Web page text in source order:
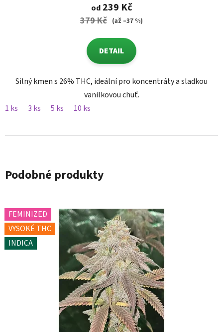
od239 Kč
379 Kč (až –37 %)
DETAIL
Silný kmen s 26% THC, ideální pro koncentráty a sladkou
vanilkovou chuť.
1 ks
3 ks 5 ks 10 ks
Podobné produkty
FEMINIZED
VYSOKÉ THC
INDICA